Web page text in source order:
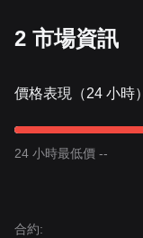
2 市場資訊
價格表現（24 小時）
24 小時最低價 --
合約: